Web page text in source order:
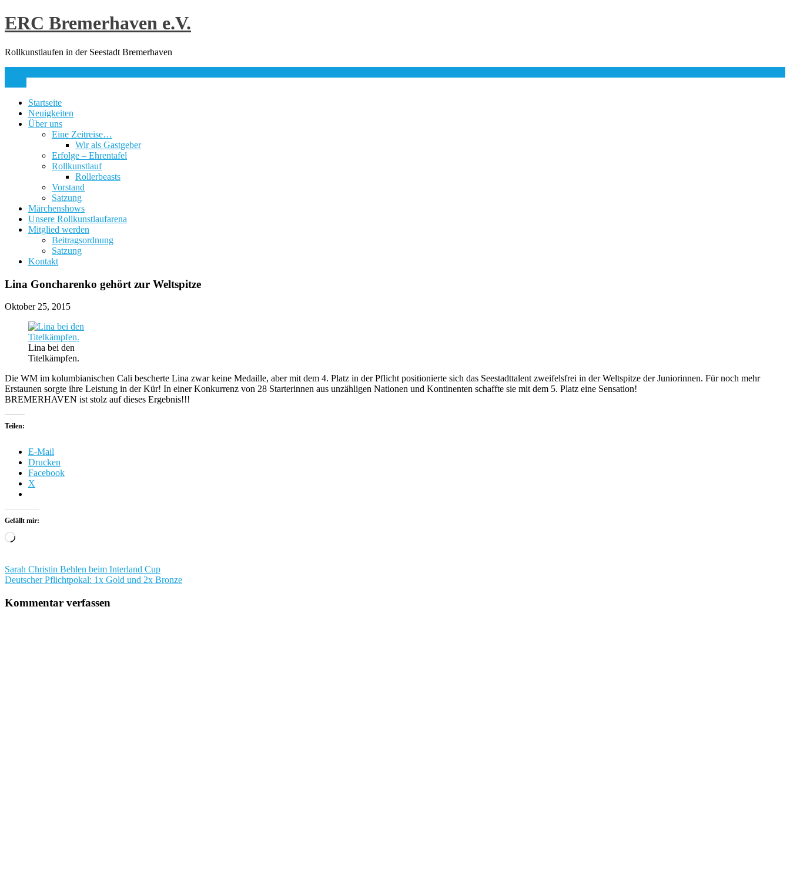
Skip
to
ERC Bremerhaven e.V.
Rollkunstlaufen in der Seestadt Bremerhaven
Startseite
Neuigkeiten
Über uns
Eine Zeitreise…
Wir als Gastgeber
Erfolge – Ehrentafel
Rollkunstlauf
Rollerbeasts
Vorstand
Satzung
Märchenshows
Unsere Rollkunstlaufarena
Mitglied werden
Beitragsordnung
Satzung
Kontakt
Lina Goncharenko gehört zur Weltspitze
Oktober 25, 2015
Lina bei den
Titelkämpfen.
Die WM im kolumbianischen Cali bescherte Lina zwar keine Medaille, aber mit dem 4. Platz in der Pflicht positionierte sich das Seestadttalent zweifelsfrei in der Weltspitze der Juniorinnen. Für noch mehr
Erstaunen sorgte ihre Leistung in der Kür! In einer Konkurrenz von 28 Starterinnen aus unzähligen Nationen und Kontinenten schaffte sie mit dem 5. Platz eine Sensation!
BREMERHAVEN ist stolz auf dieses Ergebnis!!!
Teilen:
E-Mail
Drucken
Facebook
X
Gefällt mir:
Wird
Beitragsnavigation
Sarah Christin Behlen beim Interland Cup
Deutscher Pflichtpokal: 1x Gold und 2x Bronze
Kommentar verfassen